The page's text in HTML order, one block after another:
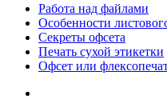
Работа над файлами
Особенности
Секреты офсета
Печать сухой этикетки
Офсет или